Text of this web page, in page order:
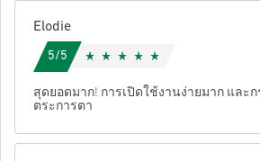
Elodie
5/5
สุดยอดมาก! การเปิดใช้งานง่ายมาก และ
ตระการตา